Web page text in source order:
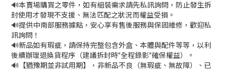
🔊本賣場購買之零件，如有組裝需求請先私訊詢問，防止發生拆
封使用才發現不支援、無法匹配之狀況而權益受損。
🔊提供中南部服務據點，安心享有售後服務與保固維修，歡迎私
訊詢問！
🔊新品如有瑕疵，請保持完整包含外盒、本體與配件等等，以利
後續辦理退換貨程序（建議拆封時"全程錄影"確保權益）。
🔊【猶豫期並非試用期】，非新品不良（無瑕疵、無故障）、已